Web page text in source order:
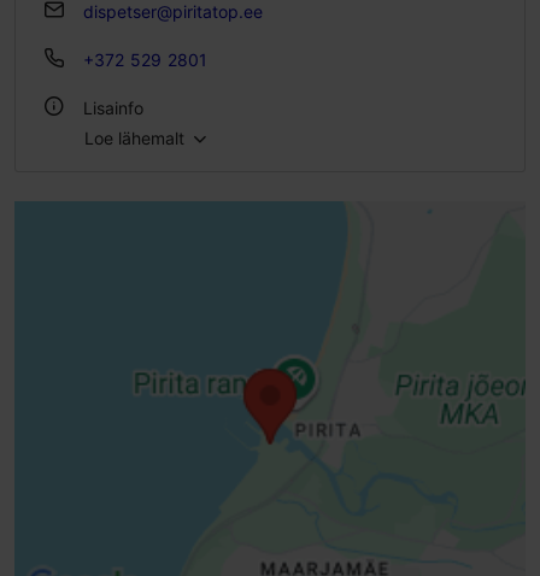
dispetser@piritatop.ee
+372 529 2801
Lisainfo
Loe lähemalt